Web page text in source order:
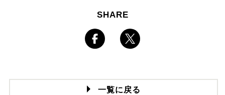
SHARE
一覧に戻る